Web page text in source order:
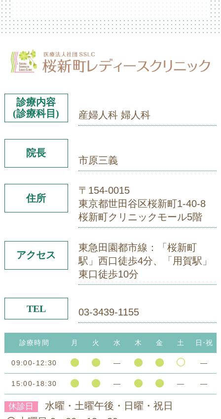
診療内容
(診療科目)
産婦人科 婦人科
院長
市原三義
住所
〒154-0015
東京都世田谷区桜新町1-40-8
桜新町クリニックモール5階
アクセス
東急田園都市線：「桜新町
駅」西口徒歩4分、「用賀駅」
東口徒歩10分
TEL 03-3439-1155
診療時間 月 火 水 木 金 土 日･祝
09:00-12:30 ― ―
15:00-18:30 ― ― ―
休診日
水曜・土曜午後・日曜・祝日